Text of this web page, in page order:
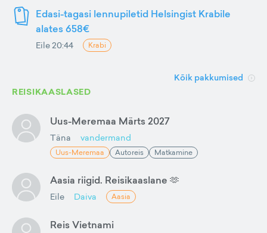
Edasi-tagasi lennupiletid Helsingist Krabile
alates 658€
Eile 20:44 Krabi
Kõik pakkumised
REISIKAASLASED
Uus-Meremaa Märts 2027
Täna vandermand
Uus-Meremaa Autoreis Matkamine
Aasia riigid. Reisikaaslane 🫶
Eile Daiva Aasia
Reis Vietnami